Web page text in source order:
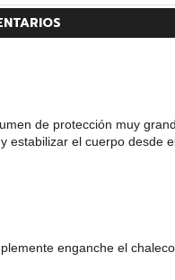
de protección muy
el cuerpo desde
enganche el